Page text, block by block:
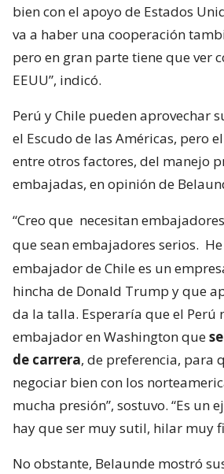
bien con el apoyo de Estados
va a haber una cooperación
pero en gran parte tiene que ver
EEUU”, indicó.
Perú y Chile pueden aprovechar
el Escudo de las Américas, pero
entre otros factores, del manejo
embajadas, en opinión de
“Creo que necesitan
que sean embajadores serios.
embajador de Chile es un
hincha de Donald Trump y que
da la talla. Esperaría que el Perú
embajador en Washington que
de carrera, de preferencia, para
negociar bien con los
mucha presión”, sostuvo. “Es un
hay que ser muy sutil, hilar muy
No obstante, Belaunde mostró